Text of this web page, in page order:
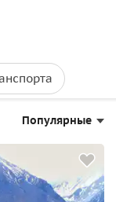
Популярные